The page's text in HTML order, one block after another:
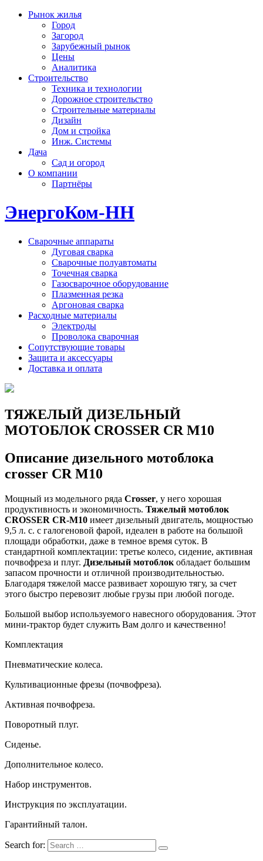
Рынок жилья
Город
Загород
Зарубежный рынок
Цены
Аналитика
Строительство
Техника и технологии
Дорожное строительство
Строительные материалы
Дизайн
Дом и стройка
Инж. Системы
Дача
Сад и огород
О компании
Партнёры
ЭнергоКом-НН
Сварочные аппараты
Дуговая сварка
Сварочные полуавтоматы
Точечная сварка
Газосварочное оборудование
Плазменная резка
Аргоновая сварка
Расходные материалы
Электроды
Проволока сварочная
Сопутствующие товары
Защита и аксессуары
Доставка и оплата
ТЯЖЕЛЫЙ ДИЗЕЛЬНЫЙ
МОТОБЛОК CROSSER CR M10
Описание дизельного мотоблока
crosser CR M10
Мощный из модельного ряда Crosser, у него хорошая
продуктивность и экономичность. Тяжелый мотоблок
CROSSER CR-M10 имеет дизельный двигатель, мощностью
9,5 л. с. с галогеновой фарой, идеален в работе на большой
площади обработки, даже в темное время суток. В
стандартной комплектации: третье колесо, сидение, активная
почвофреза и плуг. Дизельный мотоблок обладает большим
запасом прочности и отличной производительностью.
Благодаря тяжелой массе развивает хорошую тягу, за счет
этого быстро перевозит любые грузы при любой погоде.
Большой выбор используемого навесного оборудования. Этот
мини-трактор будет служить Вам долго и качественно!
Комплектация
Пневматические колеса.
Культивационные фрезы (почвофреза).
Активная почвофреза.
Поворотный плуг.
Сиденье.
Дополнительное колесо.
Набор инструментов.
Инструкция по эксплуатации.
Гарантийный талон.
Search for: